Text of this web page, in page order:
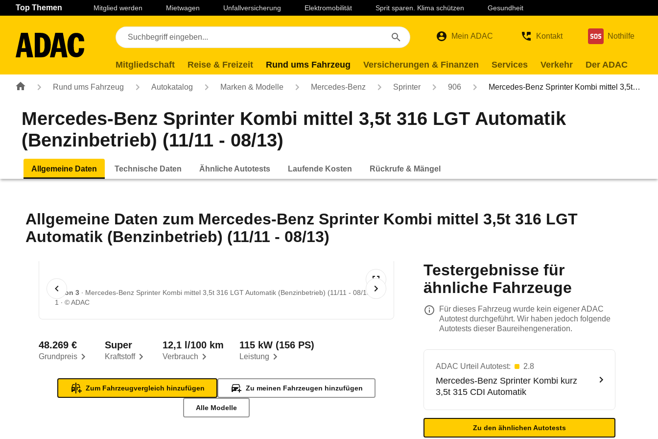
Navigation Seiteninhalt Fußzeile
Top Themen Mitglied werden Mietwagen Unfallversicherung Elektromobilität Sprit sparen. Klima schützen Gesundheit
Mein ADAC Kontakt Nothilfe
Mitgliedschaft Reise & Freizeit Rund ums Fahrzeug Versicherungen & Finanzen Services Verkehr Der ADAC
Rund ums Fahrzeug Autokatalog Marken & Modelle Mercedes-Benz Sprinter 906 Mercedes-Benz Sprinter Kombi mittel 3,5t…
Mercedes-Benz Sprinter Kombi mittel 3,5t 316 LGT Automatik
(Benzinbetrieb) (11/11 - 08/13)
Allgemeine Daten Technische Daten Ähnliche Autotests Laufende Kosten Rückrufe & Mängel
Allgemeine Daten zum Mercedes-Benz Sprinter Kombi mittel 3,5t 316 LGT
Automatik (Benzinbetrieb) (11/11 - 08/13)
1 von 3
Mercedes-Benz Sprinter Kombi mittel 3,5t 316 LGT Automatik (Benzinbetrieb) (11/11 - 08/13)
1
© ADAC
Grundpreis
48.269 €
Kraftstoff
Super
Verbrauch
12,1 l/100 km
Leistung
115 kW (156 PS)
Zum Fahrzeugvergleich hinzufügen Zu meinen Fahrzeugen hinzufügen
Alle Modelle
Testergebnisse für
ähnliche Fahrzeuge
Für dieses Fahrzeug wurde kein eigener ADAC
Autotest durchgeführt. Wir haben jedoch folgende
Autotests dieser Baureihengeneration.
ADAC Urteil Autotest: 2.8
Mercedes-Benz Sprinter Kombi kurz
3,5t 315 CDI Automatik
Zu den ähnlichen Autotests